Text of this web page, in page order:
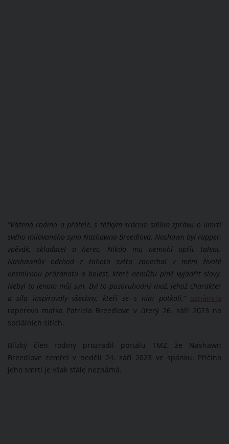
“Vážená rodino a přátelé, s těžkým srdcem sdílím zprávu o úmrtí
svého milovaného syna Nashawna Breedlova. Nashawn byl rapper,
zpěvák, skladatel a herec. Nikdo mu nemohl upřít talent.
Nashawnův odchod z tohoto světa zanechal v mém životě
nesmírnou prázdnotu a bolest, které nemůžu plně vyjádřit slovy.
Nebyl to jenom můj syn. Byl to pozoruhodný muž, jehož charakter
a síla inspirovaly všechny, kteří se s ním potkali,” oznámila
raperova matka Patricia Breedlove v úterý 26. září 2023 na
sociálních sítích.
Blízký člen rodiny prozradil portálu TMZ, že Nashawn
Breedlove zemřel v neděli 24. září 2023 ve spánku. Příčina
jeho smrti je však stále neznámá.